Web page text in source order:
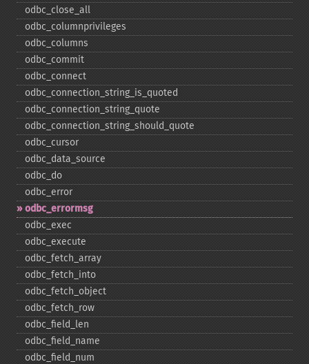
odbc_​close_​all
odbc_​columnprivileges
odbc_​columns
odbc_​commit
odbc_​connect
odbc_​connection_​string_​is_​quoted
odbc_​connection_​string_​quote
odbc_​connection_​string_​should_​quote
odbc_​cursor
odbc_​data_​source
odbc_​do
odbc_​error
odbc_​errormsg
odbc_​exec
odbc_​execute
odbc_​fetch_​array
odbc_​fetch_​into
odbc_​fetch_​object
odbc_​fetch_​row
odbc_​field_​len
odbc_​field_​name
odbc_​field_​num